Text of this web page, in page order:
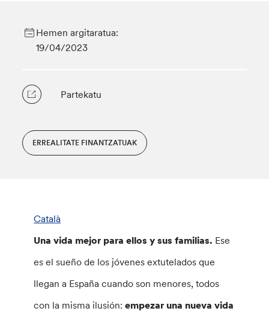
Hemen argitaratua:
19/04/2023
Partekatu
ERREALITATE FINANTZATUAK
Català
Una vida mejor para ellos y sus familias. Ese
es el sueño de los jóvenes extutelados que
llegan a España cuando son menores, todos
con la misma ilusión:empezar una nueva vida